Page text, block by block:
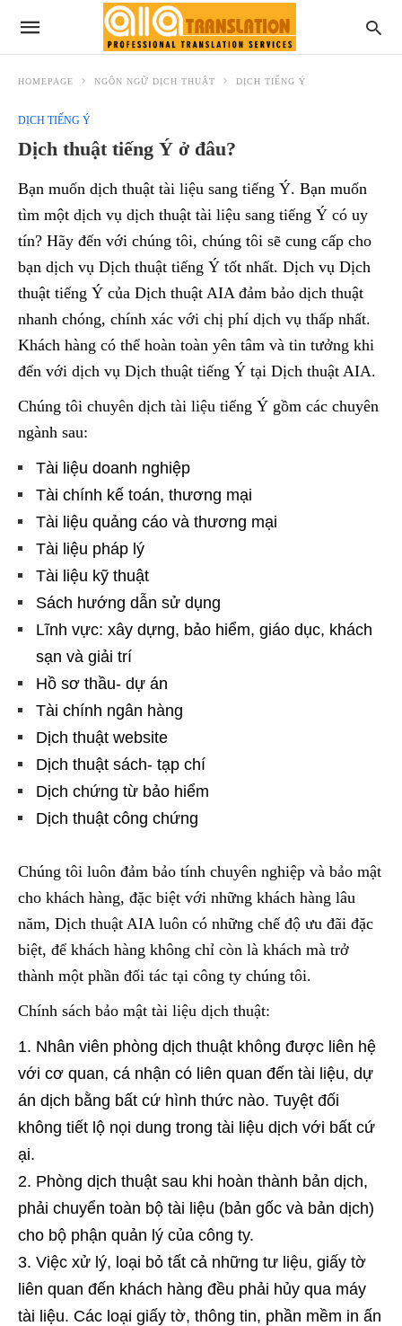
HOMEPAGE NGÔN NGỮ DỊCH THUẬT DỊCH TIẾNG Ý
DỊCH TIẾNG Ý
Dịch thuật tiếng Ý ở đâu?
Bạn muốn dịch thuật tài liệu sang tiếng Ý. Bạn muốn
tìm một dịch vụ dịch thuật tài liệu sang tiếng Ý có uy
tín? Hãy đến với chúng tôi, chúng tôi sẽ cung cấp cho
bạn dịch vụ Dịch thuật tiếng Ý tốt nhất. Dịch vụ Dịch
thuật tiếng Ý của Dịch thuật AIA đảm bảo dịch thuật
nhanh chóng, chính xác với chị phí dịch vụ thấp nhất.
Khách hàng có thể hoàn toàn yên tâm và tin tưởng khi
đến với dịch vụ Dịch thuật tiếng Ý tại Dịch thuật AIA.
Chúng tôi chuyên dịch tài liệu tiếng Ý gồm các chuyên
ngành sau:
Tài liệu doanh nghiệp
Tài chính kế toán, thương mại
Tài liệu quảng cáo và thương mại
Tài liệu pháp lý
Tài liệu kỹ thuật
Sách hướng dẫn sử dụng
Lĩnh vực: xây dựng, bảo hiểm, giáo dục, khách
sạn và giải trí
Hồ sơ thầu- dự án
Tài chính ngân hàng
Dịch thuật website
Dịch thuật sách- tạp chí
Dịch chứng từ bảo hiểm
Dịch thuật công chứng
Chúng tôi luôn đảm bảo tính chuyên nghiệp và bảo mật
cho khách hàng, đặc biệt với những khách hàng lâu
năm, Dịch thuật AIA luôn có những chế độ ưu đãi đặc
biệt, để khách hàng không chỉ còn là khách mà trở
thành một phần đối tác tại công ty chúng tôi.
Chính sách bảo mật tài liệu dịch thuật:
Nhân viên phòng dịch thuật không được liên hệ
với cơ quan, cá nhận có liên quan đến tài liệu, dự
án dịch bằng bất cứ hình thức nào. Tuyệt đối
không tiết lộ nọi dung trong tài liệu dịch với bất cứ
ại.
Phòng dịch thuật sau khi hoàn thành bản dịch,
phải chuyển toàn bộ tài liệu (bản gốc và bản dịch)
cho bộ phận quản lý của công ty.
Việc xử lý, loại bỏ tất cả những tư liệu, giấy tờ
liên quan đến khách hàng đều phải hủy qua máy
tài liệu. Các loại giấy tờ, thông tin, phần mềm in ấn